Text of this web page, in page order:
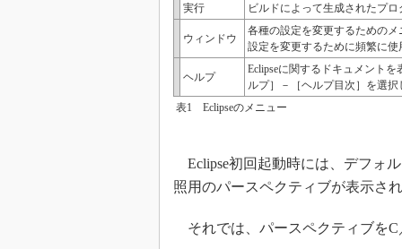
実行 ビルドによって生成されたプ
ウィンドウ
各種の設定を変更するための
設定を変更するために頻繁に使
ヘルプ
Eclipseに関するドキュメント
ルプ］－［ヘルプ目次］を選択
表1 Eclipseのメニュー
Eclipse初回起動時には、デフォ
照用のパースペクティブが表示さ
それでは、パースペクティブをC